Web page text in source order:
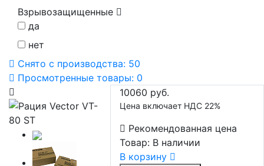
Взрывозащищенные
да
нет
Снято с производства: 50
Просмотренные товары: 0
10060 руб.
Цена включает НДС 22%
Рекомендованная цена
Товар: В наличии
В корзину